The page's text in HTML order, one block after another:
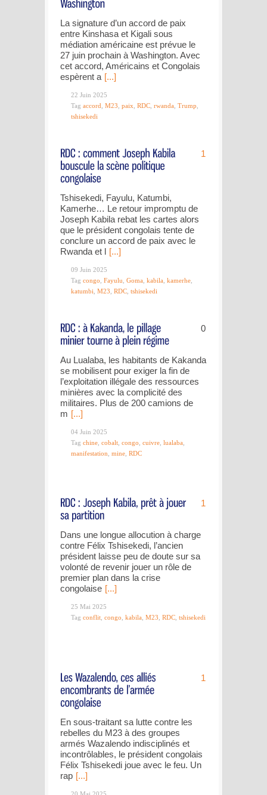
La signature d’un accord de paix
entre Kinshasa et Kigali sous
médiation américaine est prévue le
27 juin prochain à Washington. Avec
cet accord, Américains et Congolais
espèrent a [...]
22 Juin 2025
Tag accord, M23, paix, RDC, rwanda, Trump,
tshisekedi
1
Tshisekedi, Fayulu, Katumbi,
Kamerhe… Le retour impromptu de
Joseph Kabila rebat les cartes alors
que le président congolais tente de
conclure un accord de paix avec le
Rwanda et l [...]
09 Juin 2025
Tag congo, Fayulu, Goma, kabila, kamerhe,
katumbi, M23, RDC, tshisekedi
0
Au Lualaba, les habitants de Kakanda
se mobilisent pour exiger la fin de
l’exploitation illégale des ressources
minières avec la complicité des
militaires. Plus de 200 camions de
m [...]
04 Juin 2025
Tag chine cobalt congo cuivre lualaba
manifestation mine RDC
1
Dans une longue allocution à charge
contre Félix Tshisekedi, l’ancien
président laisse peu de doute sur sa
volonté de revenir jouer un rôle de
premier plan dans la crise
congolaise [...]
25 Mai 2025
Tag conflit congo kabila M23 RDC tshisekedi
1
En sous-traitant sa lutte contre les
rebelles du M23 à des groupes
armés Wazalendo indisciplinés et
incontrôlables, le président congolais
Félix Tshisekedi joue avec le feu. Un
rap [...]